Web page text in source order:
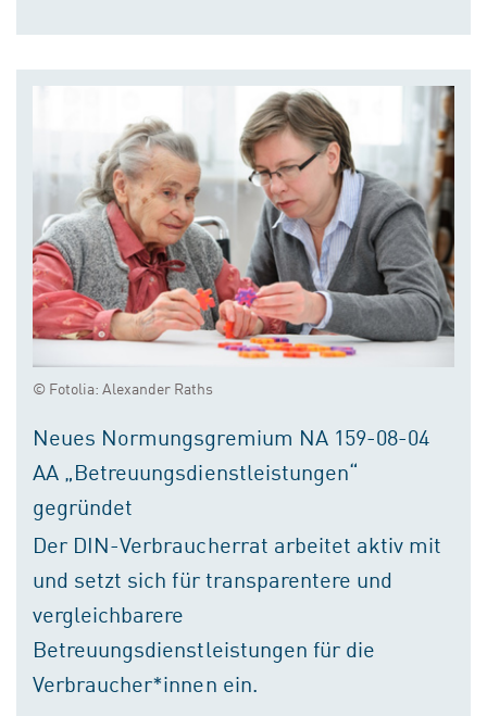
© Fotolia: Alexander Raths
Neues Normungsgremium NA 159-08-04
AA „Betreuungsdienstleistungen“
gegründet
Der DIN-Verbraucherrat arbeitet aktiv mit
und setzt sich für transparentere und
vergleichbarere
Betreuungsdienstleistungen für die
Verbraucher*innen ein.